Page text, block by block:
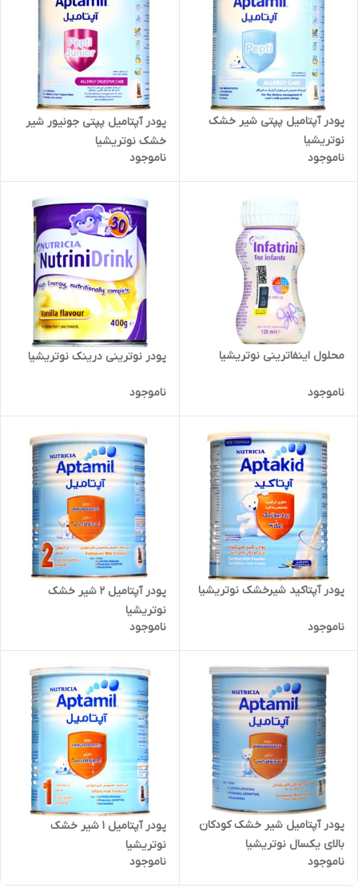
پودر آپتامیل پپتی شیر خشک
نوتریشیا
ناموجود
پودر آپتامیل پپتی جونیور شیر
خشک نوتریشیا
ناموجود
محلول اینفاترینی نوتریشیا
ناموجود
پودر نوترینی درینک نوتریشیا
ناموجود
پودر آپتاکید شیرخشک نوتریشیا
ناموجود
پودر آپتامیل 2 شیر خشک
نوتریشیا
ناموجود
پودر آپتامیل شیر خشک کودکان
بالای یکسال نوتریشیا
ناموجود
پودر آپتامیل 1 شیر خشک
نوتریشیا
ناموجود